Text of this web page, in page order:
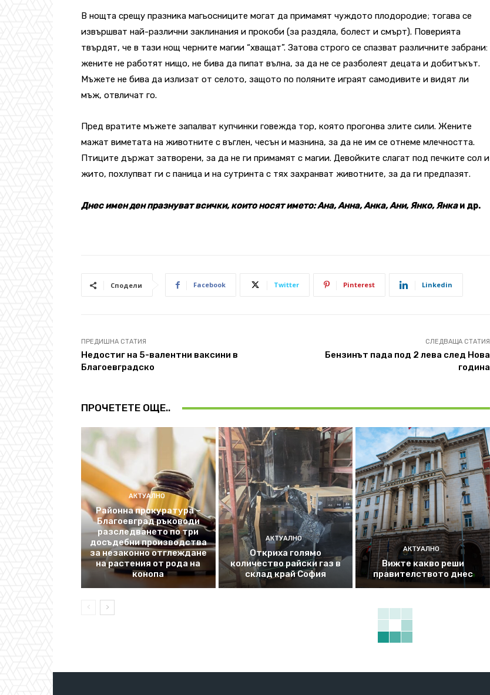
В нощта срещу празника магьосниците могат да примамят чуждото плодородие; тогава се
извършват най-различни заклинания и прокоби (за раздяла, болест и смърт). Поверията
твърдят, че в тази нощ черните магии “хващат”. Затова строго се спазват различните забрани:
жените не работят нищо, не бива да пипат вълна, за да не се разболеят децата и добитъкът.
Mъжете не бива да излизат от селото, защото по поляните играят самодивите и видят ли
мъж, отвличат го.
Пред вратите мъжете запалват купчинки говежда тор, която прогонва злите сили. Жените
мажат виметата на животните с въглен, чесън и мазнина, за да не им се отнеме млечността.
Птиците държат затворени, за да не ги примамят с магии. Девойките слагат под печките сол и
жито, похлупват ги с паница и на сутринта с тях захранват животните, за да ги предпазят.
Днес имен ден празнуват всички, които носят името: Ана, Анна, Анка, Ани, Янко, Янкаи др.
Сподели Facebook Twitter Pinterest Linkedin
ПРЕДИШНА СТАТИЯ
Недостиг на 5-валентни ваксини в
Благоевградско
СЛЕДВАЩА СТАТИЯ
Бензинът пада под 2 лева след Нова
година
ПРОЧЕТЕТЕ ОЩЕ..
АКТУАЛНО
Районна прокуратура –
Благоевград ръководи
разследването по три
досъдебни производства
за незаконно отглеждане
на растения от рода на
конопа
АКТУАЛНО
Откриха голямо
количество райски газ в
склад край София
АКТУАЛНО
Вижте какво реши
правителството днес